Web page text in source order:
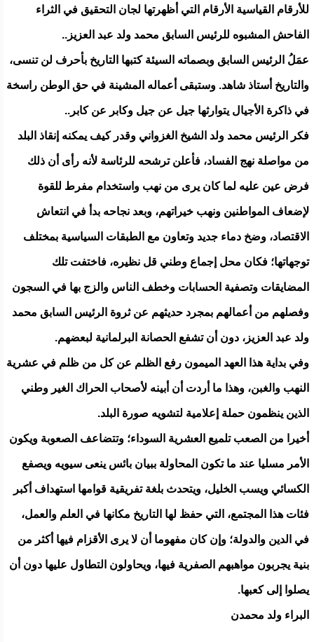
للأرقام القياسية الأرقام التي أظهرتها لجان التحقيق في الثراء
الفاحش المشبوه للرئيس السابق محمد ولد عبد العزيز..
عمَلُ الرئيس السابق وبصماته السيئة كتبها التاريخ بأحرف لن تنسى،
والتاريخ أستاذ شاهد. وستبقى أعماله المشينة في حق الوطن راسخة
في ذاكرة الأجيال يتوارثها جيل عن جيل وكابر عن كابر..
فكر الرئيس محمد ولد الشيخ الغزواني وقدر كيف يمكنه إنقاذ البلد
من مواصلة نهج الفساد، فأعلن ترشحه للرئاسة لأنه رأى أن ذلك
فرض عين عليه لما كان يرى من نهب واستخدام مفرط للقوة
لإضعاف المواطنين ونهب خيراتهم، وبعد نجاحه بدأ في انتعاش
الاقتصاد، وضخ دماء جديد وتعاون مع الطبقات السياسية بمختلف
توجهاتها؛ فكان محل إجماع وطني قل نظيره، فاختفت تلك
المضايقات وتصفية الحسابات وخطف الناس والزج بها في السجون
وفصلهم من أعمالهم بمجرد حديثهم عن ثروة الرئيس السابق محمد
ولد عبد العزيز، دون أن تشفع الحصانة البرلمانية لبعضهم.
وفي بداية هذا العهد الميمون رفع الظلم عن كل من ظلم في عشرية
النهب والغبن، وهذا ما أردت أن أبينه لأصحاب الحراك الغير وطني
الذين ينظمون حملة إعلامية لتشويه صورة البلد.
أخيرا من الصعب تلميع العشرية السوداء؛ وتتضاعف الصعوبة ويكون
الأمر مسليا عند ما تكون المحاولة ببيان بائس ينعى سيويه ويصفع
الكسائي ويسب الخليل، ويتحدث بلغة تفريقية قوامها استهداف أكبر
فئات هذا المجتمع، التي حفظ لها التاريخ مكانها في العلم والعمل،
في الدين والدولة؛ وإن كان مفهوما أن لا يرى الأقزام فيها أكثر من
بنية يجربون مواهبهم الصفرية فيها، ويحاولون التطاول عليها دون أن
يصلوا إلى كعبها.
البراء ولد محمدن